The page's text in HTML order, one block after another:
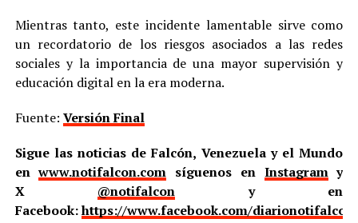
Mientras tanto, este incidente lamentable sirve como
un recordatorio de los riesgos asociados a las redes
sociales y la importancia de una mayor supervisión y
educación digital en la era moderna.
Fuente: Versión Final
Sigue las noticias de Falcón, Venezuela y el Mundo
enwww.notifalcon.com síguenos en Instagramy
X @notifalcon y en
Facebook:https://www.facebook.com/